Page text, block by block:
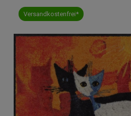
Versandkostenfrei*